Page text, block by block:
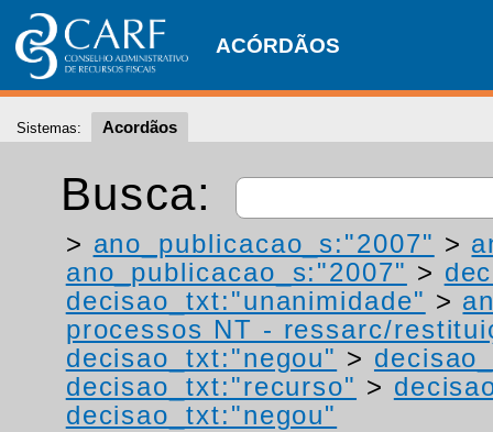
ACÓRDÃOS
Sistemas: Acordãos
Busca:
> ano_publicacao_s:"2007" >
ano_publicacao_s:"2007" >
decisao_txt:"unanimidade" >
processos NT - ressarc/
decisao_txt:"negou" >
decisao_txt:"recurso" >
decisao_txt:"negou"